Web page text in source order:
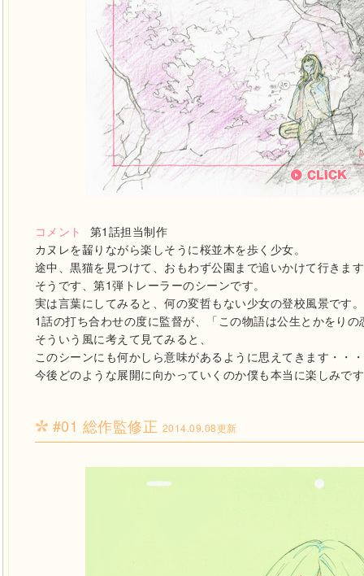
コメント
第1話担当制作
カヌレを齧りながら楽しそうに桜並木を歩く少女。
途中、黒猫を見つけて、おもわず公園まで追いかけて行きま
そうです、第1弾トレーラーのシーンです。
実は言葉にしてみると、何の変哲もない少女の登校風景です。
1話の打ち合わせの度に監督が、「この物語は公生とかをり
そういう風に考えて見てみると、
このシーンにも何かしら意味があるように思えてきます・・
今後どのような展開に向かっていくのか僕も本当に楽しみで
#01 総作監修正 2014.09.08更新